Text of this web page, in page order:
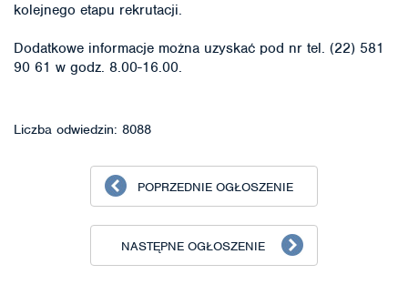
kolejnego etapu rekrutacji.
Dodatkowe informacje można uzyskać pod nr tel. (22) 581
90 61 w godz. 8.00-16.00.
Liczba odwiedzin: 8088
POPRZEDNIE OGŁOSZENIE
NASTĘPNE OGŁOSZENIE